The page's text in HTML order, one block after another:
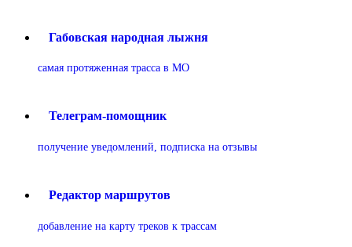
Габовская народная лыжня
самая протяженная трасса в МО
Телеграм-помощник
получение уведомлений, подписка на отзывы
Редактор маршрутов
добавление на карту треков к трассам